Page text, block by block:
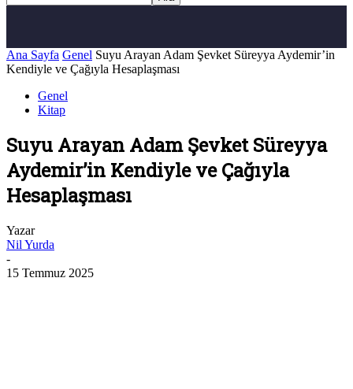
Ana Sayfa Genel Suyu Arayan Adam Şevket Süreyya Aydemir’in
Kendiyle ve Çağıyla Hesaplaşması
Genel
Kitap
Suyu Arayan Adam Şevket Süreyya
Aydemir’in Kendiyle ve Çağıyla
Hesaplaşması
Yazar
Nil Yurda
-
15 Temmuz 2025